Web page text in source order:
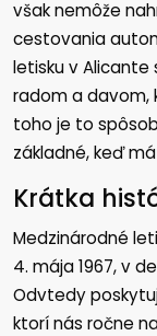
však nemôže
cestovania
letisku v
radom a davom,
toho je to
základné, keď
Krátka
Medzinárodné
4. mája 1967, v
Odvtedy
ktorí nás ročne